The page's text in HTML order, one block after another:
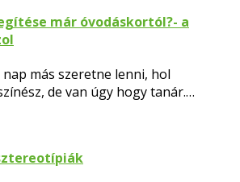
már óvodáskortól?- a
más szeretne lenni, hol
de van úgy hogy tanár.…